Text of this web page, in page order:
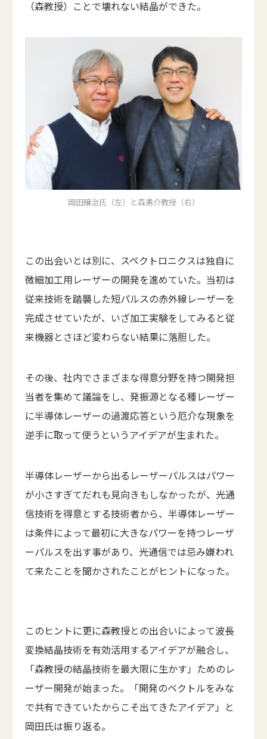
（森教授）ことで壊れない結晶ができた。
岡田穣治氏（左）と森勇介教授（右）
この出会いとは別に、スペクトロニクスは独自に
微細加工用レーザーの開発を進めていた。当初は
従来技術を踏襲した短パルスの赤外線レーザーを
完成させていたが、いざ加工実験をしてみると従
来機器とさほど変わらない結果に落胆した。
その後、社内でさまざまな得意分野を持つ開発担
当者を集めて議論をし、発振源となる種レーザー
に半導体レーザーの過渡応答という厄介な現象を
逆手に取って使うというアイデアが生まれた。
半導体レーザーから出るレーザーパルスはパワー
が小さすぎてだれも見向きもしなかったが、光通
信技術を得意とする技術者から、半導体レーザー
は条件によって最初に大きなパワーを持つレーザ
ーパルスを出す事があり、光通信では忌み嫌われ
て来たことを聞かされたことがヒントになった。
このヒントに更に森教授との出合いによって波長
変換結晶技術を有効活用するアイデアが融合し、
「森教授の結晶技術を最大限に生かす」ためのレ
ーザー開発が始まった。「開発のベクトルをみな
で共有できていたからこそ出てきたアイデア」と
岡田氏は振り返る。